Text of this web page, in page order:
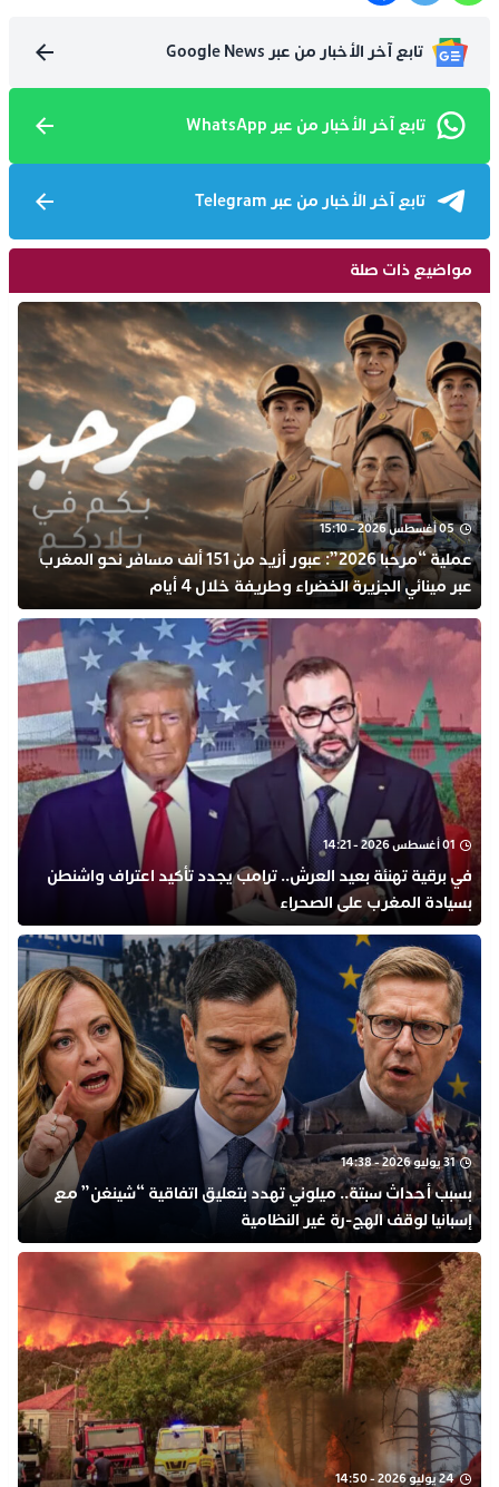
تابع آخر الأخبار من عبر Google News
تابع آخر الأخبار من عبر WhatsApp
تابع آخر الأخبار من عبر Telegram
مواضيع ذات صلة
05 أغسطس 2026 - 15:10
عملية “مرحبا 2026”: عبور أزيد من 151 ألف مسافر نحو المغرب
عبر مينائي الجزيرة الخضراء وطريفة خلال 4 أيام
01 أغسطس 2026 - 14:21
في برقية تهنئة بعيد العرش.. ترامب يجدد تأكيد اعتراف واشنطن
بسيادة المغرب على الصحراء
31 يوليو 2026 - 14:38
بسبب أحداث سبتة.. ميلوني تهدد بتعليق اتفاقية “شينغن” مع
إسبانيا لوقف الهج-رة غير النظامية
24 يوليو 2026 - 14:50